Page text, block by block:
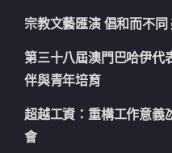
宗教文藝匯演 倡和而不同
第三十八屆澳門巴哈伊代
伴與青年培育
超越工資：重構工作意義
會